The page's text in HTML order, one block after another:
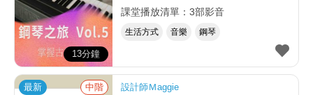
13分鐘
課堂播放清單：3部影音
生活方式 音樂 鋼琴
最新 中階 設計師Ｍaggie